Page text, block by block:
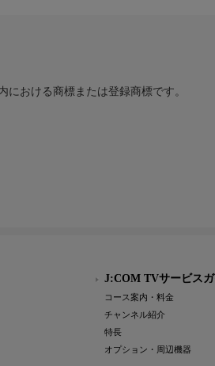
おける商標または登録商標です。
J:COM TVサービス
コース案内・料金
チャンネル紹介
特長
オプション・周辺機器